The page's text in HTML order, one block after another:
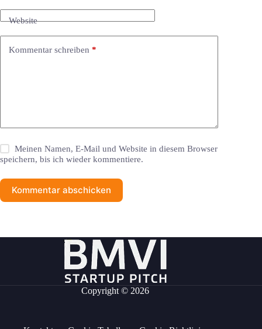
Website
Kommentar schreiben *
Meinen Namen, E-Mail und Website in diesem Browser
speichern, bis ich wieder kommentiere.
Kommentar abschicken
Copyright © 2026